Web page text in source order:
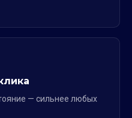
— сильнее любых